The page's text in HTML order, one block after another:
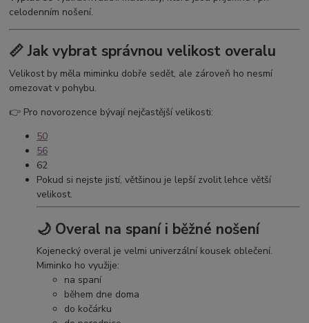
celodenním nošení.
📏 Jak vybrat správnou velikost overalu
Velikost by měla miminku dobře sedět, ale zároveň ho nesmí
omezovat v pohybu.
👉 Pro novorozence bývají nejčastější velikosti:
50
56
62
Pokud si nejste jistí, většinou je lepší zvolit lehce větší
velikost.
🌙 Overal na spaní i běžné nošení
Kojenecký overal je velmi univerzální kousek oblečení.
Miminko ho využije:
na spaní
během dne doma
do kočárku